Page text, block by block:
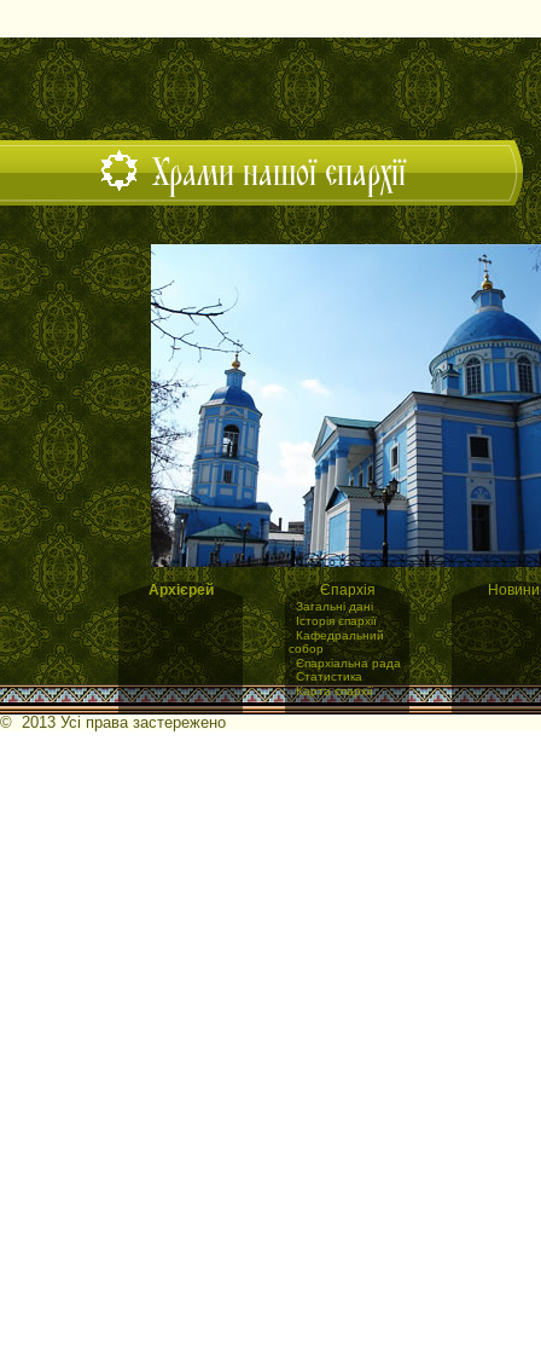
Храми нашої єпархії
Архієрей Єпархія
·Загальні дані
·Історія єпархії
·Кафедральний
собор
·Єпархіальна рада
·Статистика
·Карта єпархії
Новини
© 2013 Усі права застережено